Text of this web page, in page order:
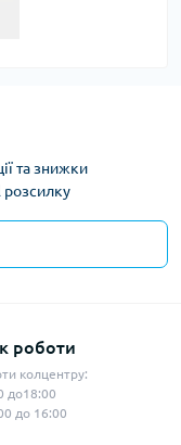
та знижки
розсилку
роботи
колцентру:
до18:00
до 16:00